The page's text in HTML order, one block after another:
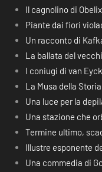
Il cagnolino di Obelix
Piante dai fiori
Un racconto di
La ballata del
I coniugi di van Eyck
La Musa della Storia
Una luce per la
Una stazione che
Termine ultimo,
Illustre esponente
Una commedia di